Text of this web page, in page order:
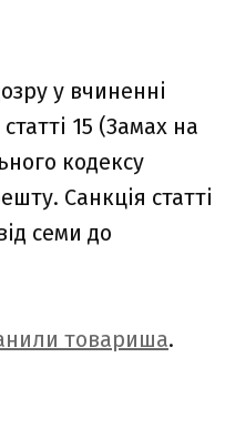
у вчиненні
15 (Замах на
кодексу
Санкція статті
семи до
товариша.